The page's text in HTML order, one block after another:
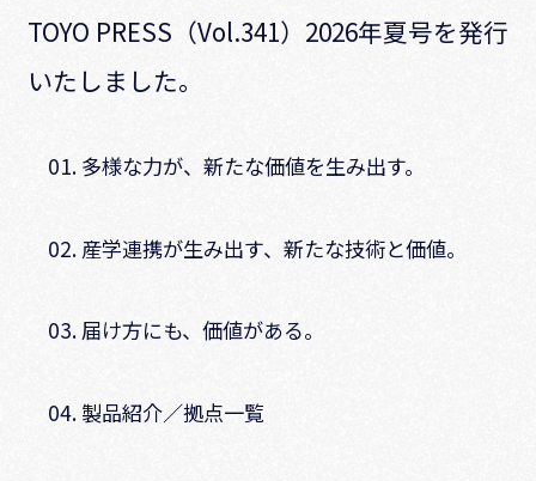
TOYO PRESS（Vol.341）2026年夏号を発行
いたしました。
01. 多様な力が、新たな価値を生み出す。
02. 産学連携が生み出す、新たな技術と価値。
03. 届け方にも、価値がある。
04. 製品紹介／拠点一覧